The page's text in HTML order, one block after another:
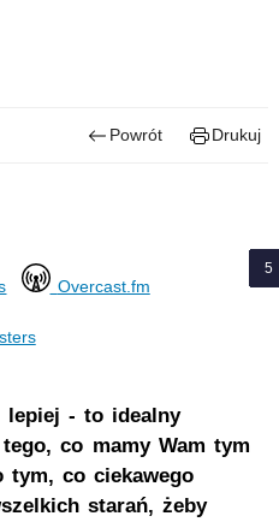
Powrót Drukuj
Overcast.fm
lepiej - to idealny
co mamy Wam tym
tym, co ciekawego
starań, żeby